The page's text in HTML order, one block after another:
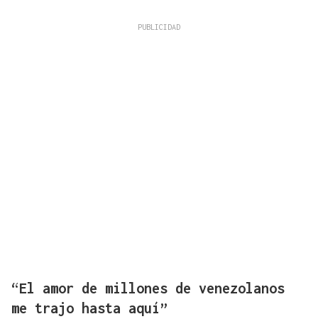
“El amor de millones de venezolanos
me trajo hasta aquí”